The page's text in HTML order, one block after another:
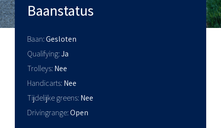
Baanstatus
Baan Gesloten
Qualifying Ja
Trolleys Nee
Handicarts Nee
Tijdelijke greens Nee
Drivingrange Open